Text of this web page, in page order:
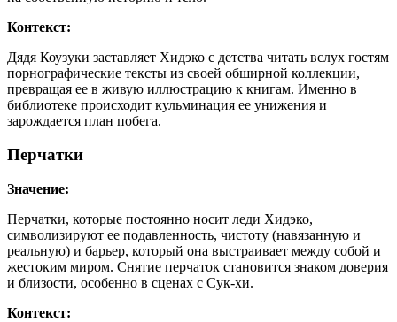
Контекст:
Дядя Коузуки заставляет Хидэко с детства читать вслух гостям
порнографические тексты из своей обширной коллекции,
превращая ее в живую иллюстрацию к книгам. Именно в
библиотеке происходит кульминация ее унижения и
зарождается план побега.
Перчатки
Значение:
Перчатки, которые постоянно носит леди Хидэко,
символизируют ее подавленность, чистоту (навязанную и
реальную) и барьер, который она выстраивает между собой и
жестоким миром. Снятие перчаток становится знаком доверия
и близости, особенно в сценах с Сук-хи.
Контекст: